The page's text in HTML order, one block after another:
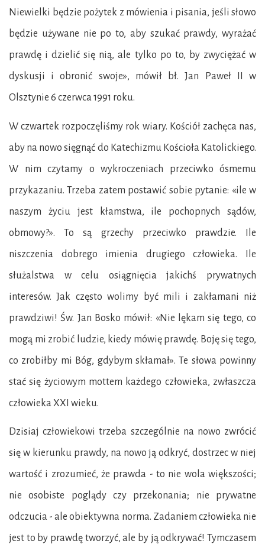
Niewielki będzie pożytek z mówienia i pisania, jeśli słowo
będzie używane nie po to, aby szukać prawdy, wyrażać
prawdę i dzielić się nią, ale tylko po to, by zwyciężać w
dyskusji i obronić swoje», mówił bł. Jan Paweł II w
Olsztynie 6 czerwca 1991 roku.
W czwartek rozpoczęliśmy rok wiary. Kościół zachęca nas,
aby na nowo sięgnąć do Katechizmu Kościoła Katolickiego.
W nim czytamy o wykroczeniach przeciwko ósmemu
przykazaniu. Trzeba zatem postawić sobie pytanie: «ile w
naszym życiu jest kłamstwa, ile pochopnych sądów,
obmowy?». To są grzechy przeciwko prawdzie. Ile
niszczenia dobrego imienia drugiego człowieka. Ile
służalstwa w celu osiągnięcia jakichś prywatnych
interesów. Jak często wolimy być mili i zakłamani niż
prawdziwi! Św. Jan Bosko mówił: «Nie lękam się tego, co
mogą mi zrobić ludzie, kiedy mówię prawdę. Boję się tego,
co zrobiłby mi Bóg, gdybym skłamał». Te słowa powinny
stać się życiowym mottem każdego człowieka, zwłaszcza
człowieka XXI wieku.
Dzisiaj człowiekowi trzeba szczególnie na nowo zwrócić
się w kierunku prawdy, na nowo ją odkryć, dostrzec w niej
wartość i zrozumieć, że prawda - to nie wola większości;
nie osobiste poglądy czy przekonania; nie prywatne
odczucia - ale obiektywna norma. Zadaniem człowieka nie
jest to by prawdę tworzyć, ale by ją odkrywać! Tymczasem